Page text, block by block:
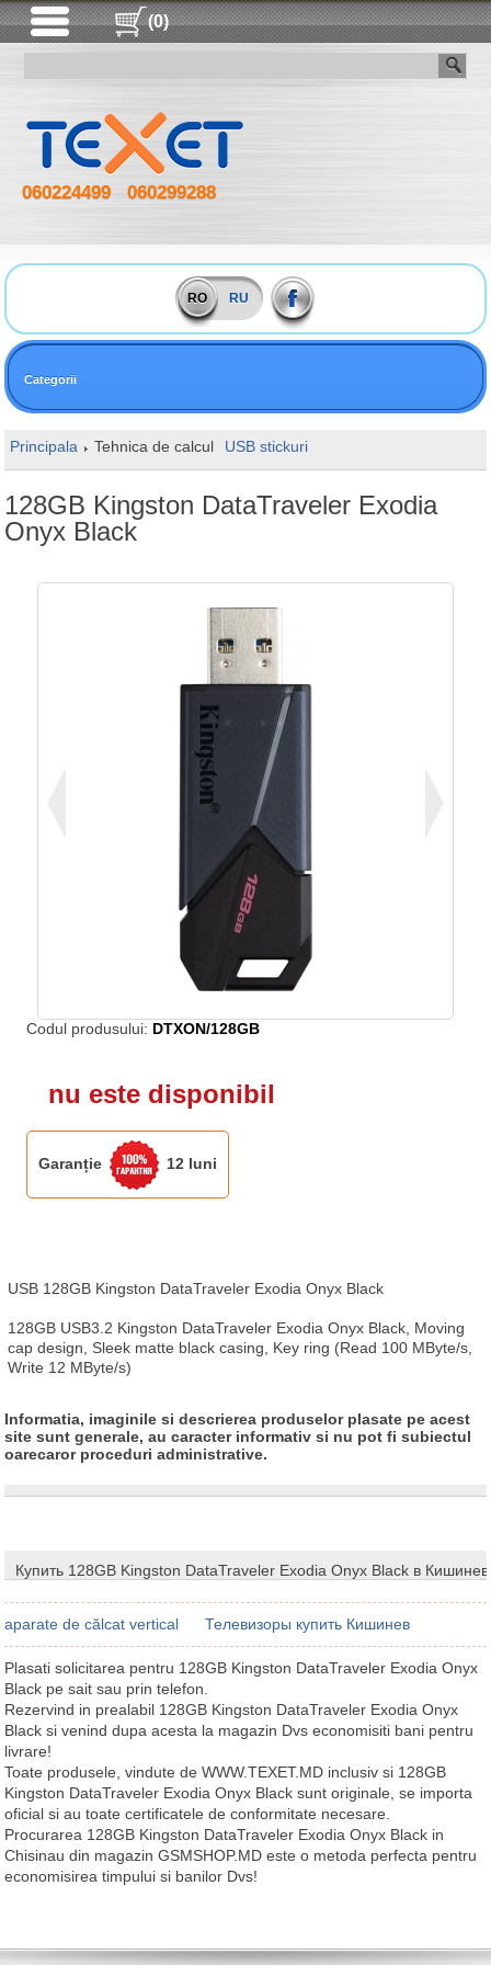
(0)
060224499 060299288
RO RU
Categorii
Principala Tehnica de calcul USB stickuri
128GB Kingston DataTraveler Exodia
Onyx Black
Codul produsului: DTXON/128GB
nu este disponibil
Garanție 12 luni
USB 128GB Kingston DataTraveler Exodia Onyx Black
128GB USB3.2 Kingston DataTraveler Exodia Onyx Black, Moving
cap design, Sleek matte black casing, Key ring (Read 100 MByte/s,
Write 12 MByte/s)
Informatia, imaginile si descrierea produselor plasate pe acest
site sunt generale, au caracter informativ si nu pot fi subiectul
oarecaror proceduri administrative.
Купить 128GB Kingston DataTraveler Exodia Onyx Black в
aparate de călcat vertical Телевизоры купить Кишинев
Plasati solicitarea pentru 128GB Kingston DataTraveler Exodia Onyx
Black pe sait sau prin telefon.
Rezervind in prealabil 128GB Kingston DataTraveler Exodia Onyx
Black si venind dupa acesta la magazin Dvs economisiti bani pentru
livrare!
Toate produsele, vindute de WWW.TEXET.MD inclusiv si 128GB
Kingston DataTraveler Exodia Onyx Black sunt originale, se importa
oficial si au toate certificatele de conformitate necesare.
Procurarea 128GB Kingston DataTraveler Exodia Onyx Black in
Chisinau din magazin GSMSHOP.MD este o metoda perfecta pentru
economisirea timpului si banilor Dvs!